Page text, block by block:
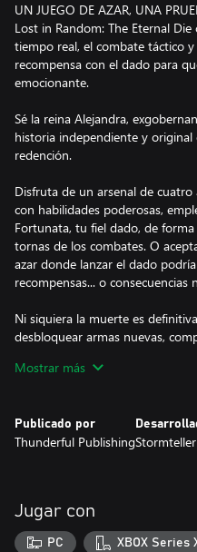
UN JUEGO DE AZAR, UNA
Lost in Random: The Eternal
tiempo real, el combate táctico
recompensa con el dado para
emocionante.
Sé la reina Alejandra,
historia independiente y
redención.
Disfruta de un arsenal de
con habilidades poderosas,
Fortunata, tu fiel dado, de
tornas de los combates. O
azar donde lanzar el dado
recompensas... o consecuencias
Ni siquiera la muerte es
desbloquear armas nuevas,
y desafíos impredecibles.
extravagancia gótica y paisajes
Con varios finales alternativos y
estrafalarios, The Eternal Die te
inolvidable en el mundo de Azar.
Mostrar más
Publicado por
Thunderful Publishing
Jugar con
PC XBOX Series